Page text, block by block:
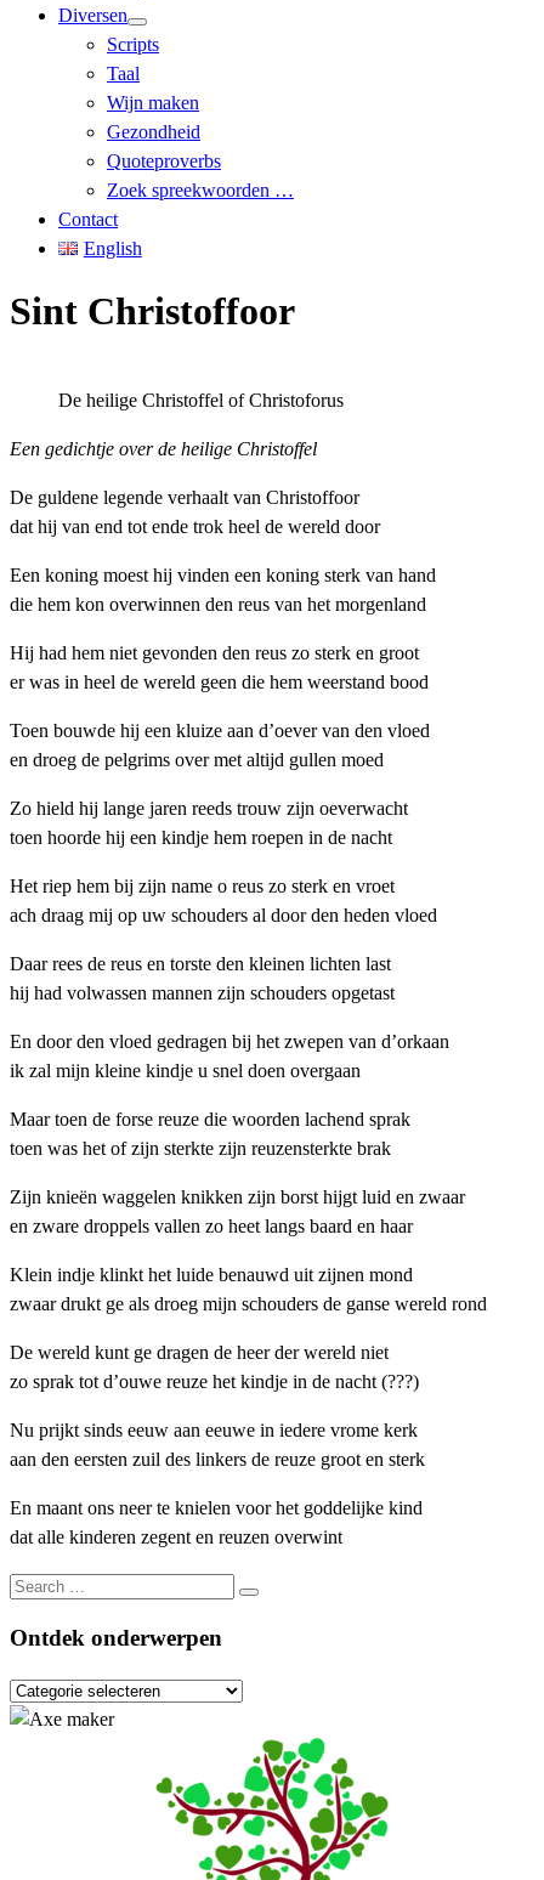
Diversen
Scripts
Taal
Wijn maken
Gezondheid
Quoteproverbs
Zoek spreekwoorden …
Contact
English
Sint Christoffoor
De heilige Christoffel of Christoforus
Een gedichtje over de heilige Christoffel
De guldene legende verhaalt van Christoffoor
dat hij van end tot ende trok heel de wereld door
Een koning moest hij vinden een koning sterk van hand
die hem kon overwinnen den reus van het morgenland
Hij had hem niet gevonden den reus zo sterk en groot
er was in heel de wereld geen die hem weerstand bood
Toen bouwde hij een kluize aan d’oever van den vloed
en droeg de pelgrims over met altijd gullen moed
Zo hield hij lange jaren reeds trouw zijn oeverwacht
toen hoorde hij een kindje hem roepen in de nacht
Het riep hem bij zijn name o reus zo sterk en vroet
ach draag mij op uw schouders al door den heden vloed
Daar rees de reus en torste den kleinen lichten last
hij had volwassen mannen zijn schouders opgetast
En door den vloed gedragen bij het zwepen van d’orkaan
ik zal mijn kleine kindje u snel doen overgaan
Maar toen de forse reuze die woorden lachend sprak
toen was het of zijn sterkte zijn reuzensterkte brak
Zijn knieën waggelen knikken zijn borst hijgt luid en zwaar
en zware droppels vallen zo heet langs baard en haar
Klein indje klinkt het luide benauwd uit zijnen mond
zwaar drukt ge als droeg mijn schouders de ganse wereld rond
De wereld kunt ge dragen de heer der wereld niet
zo sprak tot d’ouwe reuze het kindje in de nacht (???)
Nu prijkt sinds eeuw aan eeuwe in iedere vrome kerk
aan den eersten zuil des linkers de reuze groot en sterk
En maant ons neer te knielen voor het goddelijke kind
dat alle kinderen zegent en reuzen overwint
Search
Search
Ontdek onderwerpen
Ontdek
onderwerpen